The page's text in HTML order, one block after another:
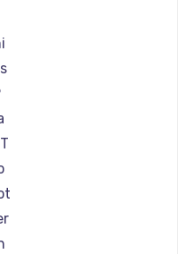
Shorner
Joyor
Minimotors
Bork
Segway
KIRIN